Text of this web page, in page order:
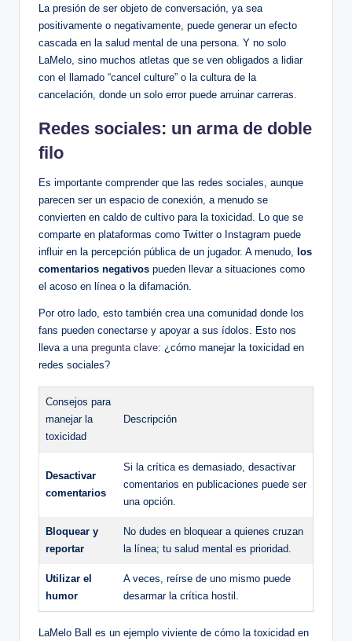
La presión⁢ de ser objeto de ‍conversación, ​ya sea
positivamente ⁤o negativamente, puede generar⁢ un efecto
cascada en⁢ la salud‍ mental de una​ persona. Y no solo
LaMelo, sino muchos⁤ atletas‌ que se ven obligados ⁤a lidiar
con el llamado‌ “cancel⁢ culture”‍ o ​la⁢ cultura de la
cancelación, donde un ⁤solo error puede arruinar carreras.
Redes sociales: ‌un arma de doble​
filo
Es importante comprender que ‌las ⁤redes sociales, aunque
parecen ser un espacio de conexión, a⁤ menudo se
‍convierten en ‍caldo de cultivo para la toxicidad. ⁣Lo que se
comparte en ⁢plataformas como​ Twitter o Instagram‍ puede
‌influir⁤ en la percepción ⁤pública ​de un ⁢jugador. A menudo, los
comentarios negativos pueden llevar a ⁤situaciones como
el acoso ​en línea o la difamación.
Por otro lado, esto también⁤ crea una ⁣comunidad donde los
fans pueden conectarse y apoyar a sus ídolos.​ Esto nos
lleva a una pregunta clave: ¿cómo manejar la ⁣toxicidad en
redes‌ sociales?
Consejos para‍
manejar⁣ la
‌toxicidad
Descripción
Desactivar
comentarios
Si la crítica es demasiado, desactivar
comentarios en ‍publicaciones puede ser
una​ opción.
Bloquear⁢ y
reportar
No dudes en ​bloquear⁣ a quienes cruzan
la línea; tu salud mental es prioridad.
Utilizar el
humor
A veces, reírse de uno mismo puede
desarmar ​la crítica hostil.
LaMelo⁢ Ball‍ es un ejemplo viviente de cómo la toxicidad‌ en⁤